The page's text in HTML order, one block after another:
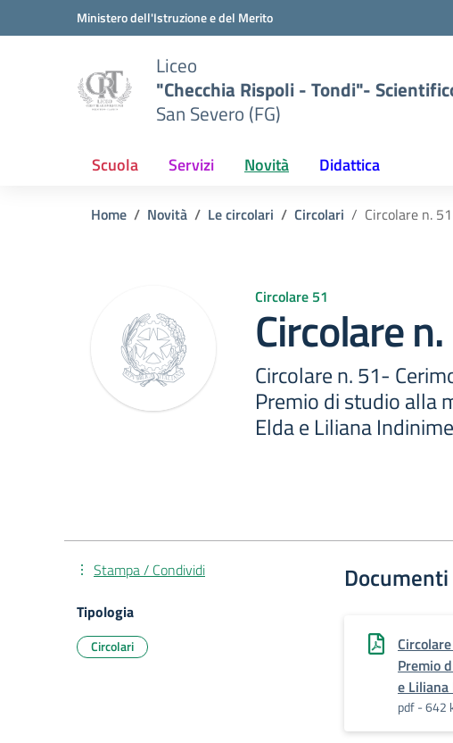
Vai ai contenuti
Vai al menu di navigazioneMinistero dell'Istruzione e del Merito
Liceo
"Checchia Rispoli - Tondi"-
San Severo (FG)
Scuola Servizi Novità Didattica
Home Novità Le circolari Circolari Circolare n. 51
Circolare 51
Circolare
Circolare n. 51-
Premio di studio alla
Elda e Liliana
Documenti
Premio
e Liliana
pdf - 642
Stampa / Condividi
Tipologia
Circolari